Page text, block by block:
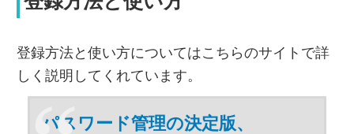
登録方法と使い方についてはこちらのサイトで詳
しく説明してくれています。
パスワード管理の決定版、